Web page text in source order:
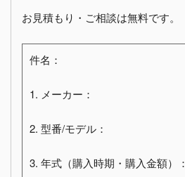
お見積もり・ご相談は無料です。
件名：
1. メーカー：
2. 型番/モデル：
3. 年式（購入時期・購入金額）：